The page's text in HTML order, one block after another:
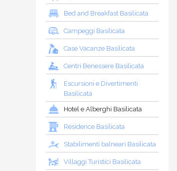
Bed and Breakfast Basilicata
Campeggi Basilicata
Case Vacanze Basilicata
Centri Benessere Basilicata
Escursioni e Divertimenti
Basilicata
Hotel e Alberghi Basilicata
Residence Basilicata
Stabilimenti balneari Basilicata
Villaggi Turistici Basilicata